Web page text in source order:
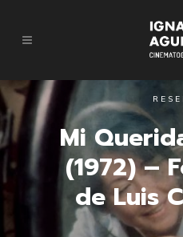
Mi
(1972) –
de Luis